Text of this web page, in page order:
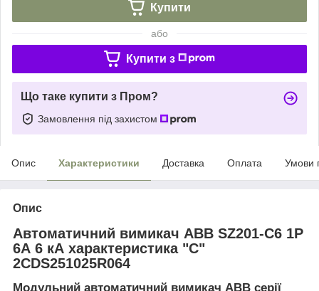
Купити
або
Купити з
Що таке купити з Пром?
Замовлення під захистом
Опис Характеристики Доставка Оплата Умови
Опис
Автоматичний вимикач ABB SZ201-C6 1P
6А 6 кА характеристика "C"
2CDS251025R064
Модульний автоматичний вимикач ABB серії